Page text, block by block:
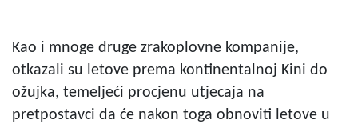
Kao i mnoge druge zrakoplovne kompanije,
otkazali su letove prema kontinentalnoj Kini do
ožujka, temeljeći procjenu utjecaja na
pretpostavci da će nakon toga obnoviti letove u